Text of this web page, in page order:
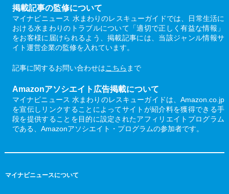
掲載記事の監修について
マイナビニュース 水まわりのレスキューガイドでは、日常生活に
おける水まわりのトラブルについて「適切で正しく有益な情報」
をお客様に届けられるよう、掲載記事には、当該ジャンル情報サ
イト運営企業の監修を入れています。
記事に関するお問い合わせはこちら まで
Amazonアソシエイト広告掲載について
マイナビニュース 水まわりのレスキューガイドは、Amazon.co.jp
を宣伝しリンクすることによってサイトが紹介料を獲得できる手
段を提供することを目的に設定されたアフィリエイトプログラム
である、Amazonアソシエイト・プログラムの参加者です。
マイナビニュースについて